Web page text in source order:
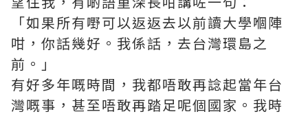
「如果所有嘢可以返返去以前讀大學嗰陣
咁，你話幾好。我係話，去台灣環島之
前。」
有好多年嘅時間，我都唔敢再諗起當年台
灣嘅事，甚至唔敢再踏足呢個國家。我時